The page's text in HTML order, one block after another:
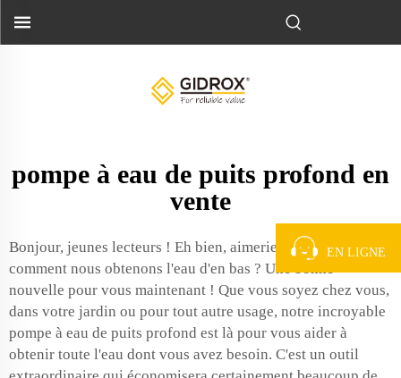
pompe à eau de puits profond en
vente
Bonjour, jeunes lecteurs ! Eh bien, aimeriez-vous savoir
comment nous obtenons l'eau d'en bas ? Une bonne
nouvelle pour vous maintenant ! Que vous soyez chez vous,
dans votre jardin ou pour tout autre usage, notre incroyable
pompe à eau de puits profond est là pour vous aider à
obtenir toute l'eau dont vous avez besoin. C'est un outil
EN LIGNE